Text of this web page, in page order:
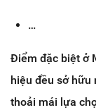
…
Điểm đặc biệt ở
hiệu đều sở hữu
thoải mái lựa